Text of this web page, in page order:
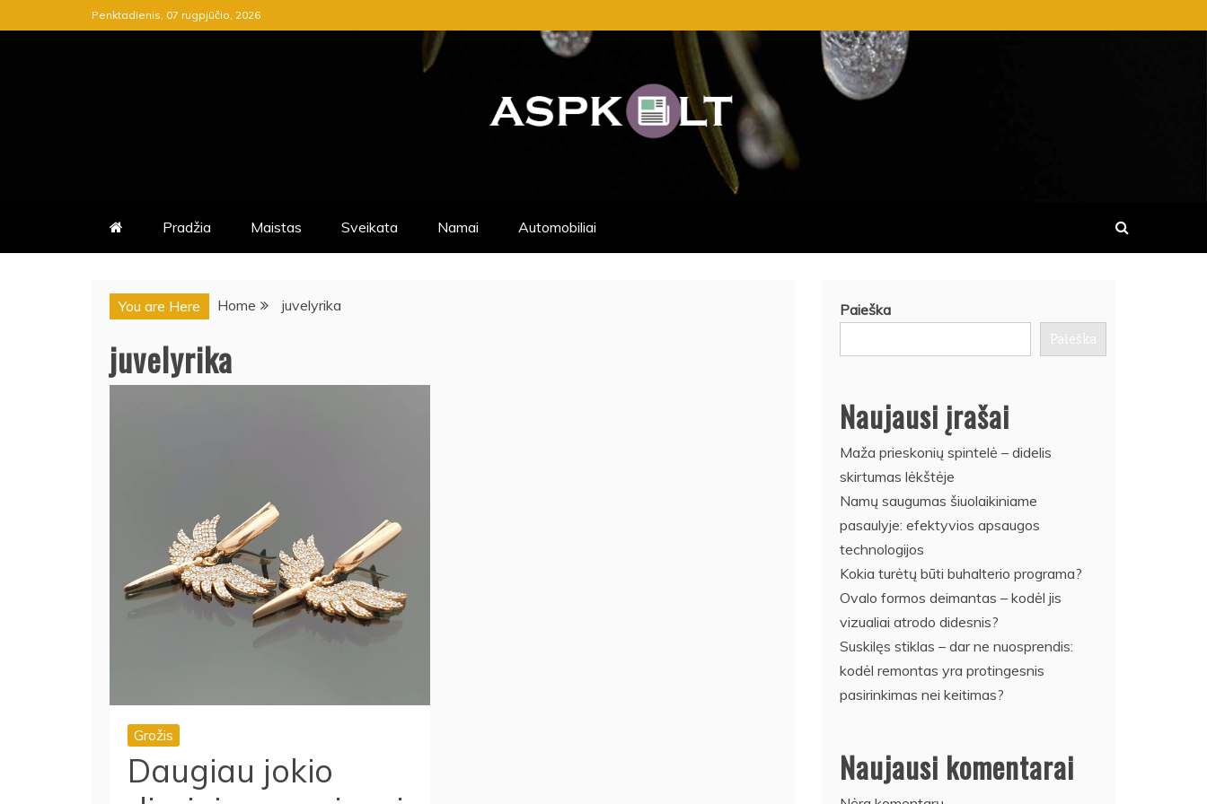
to
Penktadienis, 07 rugpjūčio, 2026
ASPK.LT – TAI KARŠČIAUSIŲ NAUJIENŲ PATARIMAI, KURIUOS GALITE SKAITYTI IR DALINTIS VISIŠKAI
Pradžia Maistas Sveikata Namai Automobiliai
You are Here Home juvelyrika
juvelyrika
Grožis
Daugiau jokio
Paieška
Paieška
Naujausi įrašai
Maža prieskonių spintelė – didelis
skirtumas lėkštėje
Namų saugumas šiuolaikiniame
pasaulyje: efektyvios apsaugos
technologijos
Kokia turėtų būti buhalterio programa?
Ovalo formos deimantas – kodėl jis
vizualiai atrodo didesnis?
Suskilęs stiklas – dar ne nuosprendis:
kodėl remontas yra protingesnis
pasirinkimas nei keitimas?
Naujausi komentarai